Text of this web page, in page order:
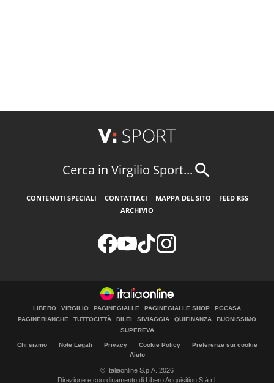
Cerca in Virgilio Sport...
CONTENUTI SPECIALI CONTATTACI MAPPA DEL SITO
FEED RSS
ARCHIVIO
LIBERO VIRGILIO PAGINEGIALLE PAGINEGIALLE SHOP
PGCASA
PAGINEBIANCHE
TUTTOCITTÀ DILEI SIVIAGGIA QUIFINANZA
BUONISSIMO
SUPEREVA
Chi siamo Note Legali Privacy Cookie Policy
Preferenze sui cookie
Aiuto
© Italiaonline S.p.A. 2026
Direzione e coordinamento di Libero Acquisition S.á r.l.